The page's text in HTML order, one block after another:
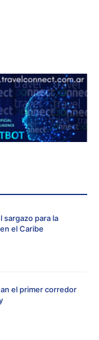
sargazo para la
el Caribe
el primer corredor